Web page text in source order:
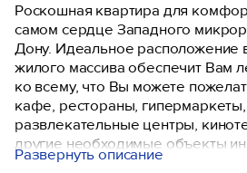
Роскошная квартира для
самом сердце Западного
Дону. Идеальное расположение
жилого массива обеспечит Вам
ко всему, что Вы можете
кафе, рестораны,
развлекательные центры,
другие необходимые объекты
находятся в непосредственной
Развернуть описание